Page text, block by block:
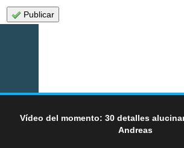
Publicar
Vídeo del momento: 30 detalles
Andreas